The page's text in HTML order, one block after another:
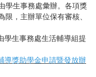
學生事務處彙辦。各項獎
限，主辦單位保有審核、
學生事務處生活輔導組提
導獎助學金申請暨發放辦